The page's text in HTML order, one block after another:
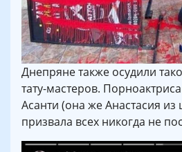
Днепряне также осудили
тату-мастеров.
Асанти (она же Анастасия из
призвала всех никогда не